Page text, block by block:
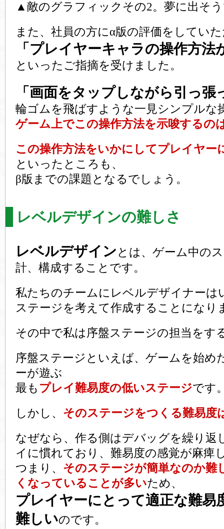
▲敵のグラフィックその2。夢に出そ
また、社員の方にα版の評価をしてい
「プレイヤーキャラの操作方
といったご指摘を受けました。
「画面をタップしながら引っ張
輪ゴムを飛ばすような一見シンプルな
ゲーム上でこの操作方法を示唆するの
この操作方法をいかにしてプレイヤー
といったところも、
β版までの課題となるでしょう。
レベルデザインの難しさ
レベルデザイン とは、ゲーム中の
計、構成することです。
私たちのチームにレベルデザイナーは
ステージを考えて作成することになり
その中で私は序盤ステージの担当をす
序盤ステージといえば、ゲームを始め
ーが遊ぶ
最も プレイ難易度の低いステージです
しかし、 そのステージをつくる難易度
なぜなら、作る側はデバッグを繰り返
イに慣れており、難易度の感覚が麻痺
つまり、 そのステージが簡単なのか難
くなっていることが多いため、
プレイヤーにとって適正な難易
難しいのです。